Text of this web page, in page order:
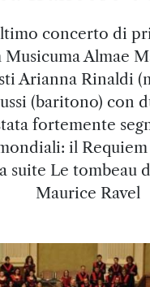
concerto di
Musicuma Almae
Arianna Rinaldi
(baritono) con
fortemente
il
suite Le tombeau
Maurice Ravel